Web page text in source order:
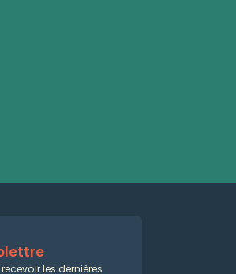
les dernières